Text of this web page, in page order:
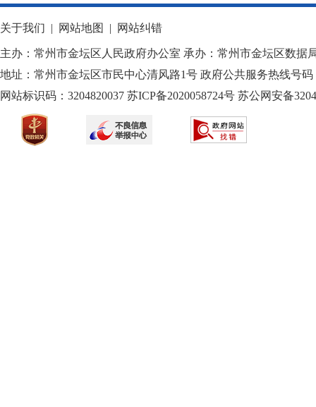
关于我们 | 网站地图 | 网站纠错
主办：常州市金坛区人民政府办公室 承办：常州市金坛区数据
地址：常州市金坛区市民中心清风路1号 政府公共服务热线号码
网站标识码：3204820037 苏ICP备2020058724号 苏公网安备